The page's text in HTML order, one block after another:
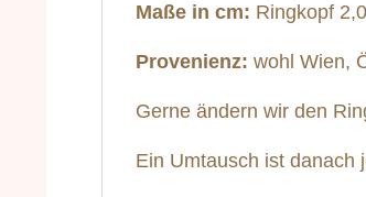
Maße in cm: Ringkopf
Provenienz: wohl Wien,
Gerne ändern wir den
Ein Umtausch ist danach